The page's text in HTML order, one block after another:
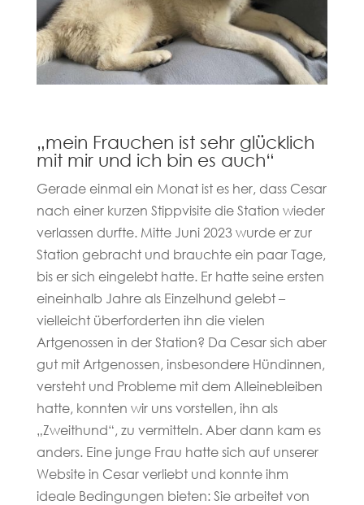
„mein Frauchen ist sehr glücklich
mit mir und ich bin es auch“
Gerade einmal ein Monat ist es her, dass Cesar
nach einer kurzen Stippvisite die Station wieder
verlassen durfte. Mitte Juni 2023 wurde er zur
Station gebracht und brauchte ein paar Tage,
bis er sich eingelebt hatte. Er hatte seine ersten
eineinhalb Jahre als Einzelhund gelebt –
vielleicht überforderten ihn die vielen
Artgenossen in der Station? Da Cesar sich aber
gut mit Artgenossen, insbesondere Hündinnen,
versteht und Probleme mit dem Alleinebleiben
hatte, konnten wir uns vorstellen, ihn als
„Zweithund“, zu vermitteln. Aber dann kam es
anders. Eine junge Frau hatte sich auf unserer
Website in Cesar verliebt und konnte ihm
ideale Bedingungen bieten: Sie arbeitet von